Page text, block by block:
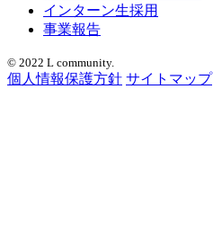
インターン生採用
事業報告
© 2022 L community.
個人情報保護方針 サイトマップ